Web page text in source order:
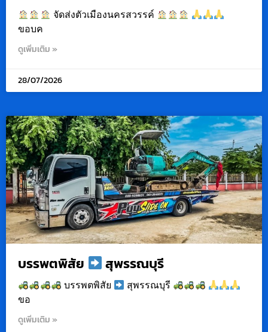
จัดส่งตัวเมืองนครสวรรค์
ขอบค
ดูเพิ่มเติม »
28/07/2026
บรรพตพิสัย สุพรรณบุรี
บรรพตพิสัย
สุพรรณบุรี
ขอ
ดูเพิ่มเติม »